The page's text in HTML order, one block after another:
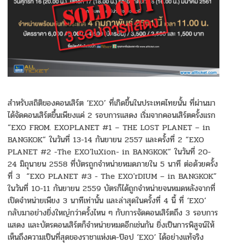
สำหรับสถิติของคอนเสิร์ต ‘EXO’ ที่เกิดขึ้นในประเทศไทยนั้น ที่ผ่านมา
ได้จัดคอนเสิร์ตขึ้นเพียงแค่ 2 รอบการแสดง เริ่มจากคอนเสิร์ตครั้งแรก
“EXO FROM. EXOPLANET #1 – THE LOST PLANET – in
BANGKOK” ในวันที่ 13-14 กันยายน 2557 และครั้งที่ 2 “EXO
PLANET #2 -The EXO'luXion- in BANGKOK” ในวันที่ 20-
24 มิถุนายน 2558 ที่บัตรถูกจำหน่ายหมดภายใน 5 นาที ต่อด้วยครั้ง
ที่ 3 “EXO PLANET #3 - The EXO'rDIUM – in BANGKOK”
ในวันที่ 10-11 กันยายน 2559 บัตรก็ได้ถูกจำหน่ายจนหมดหลังจากที่
เปิดจำหน่ายเพียง 3 นาทีเท่านั้น และล่าสุดในครั้งที่ 4 นี้ ที่ ‘EXO’
กลับมาอย่างยิ่งใหญ่กว่าครั้งไหน ๆ กับการจัดคอนเสิร์ตถึง 3 รอบการ
แสดง และบัตรคอนเสิร์ตก็จำหน่ายหมดอีกเช่นกัน ยิ่งเป็นการพิสูจน์ให้
เห็นถึงความเป็นที่สุดของราชาแห่งเค-ป๊อป ‘EXO’ ได้อย่างแท้จริง